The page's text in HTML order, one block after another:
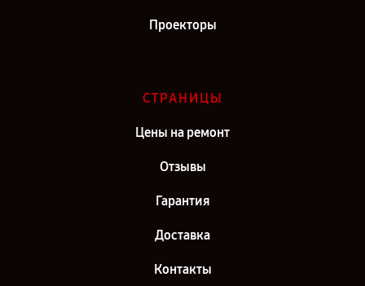
Проекторы
СТРАНИЦЫ
Цены на ремонт
Отзывы
Гарантия
Доставка
Контакты